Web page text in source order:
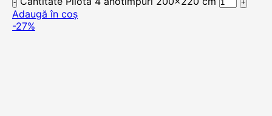
Adaugă în coș
-27%